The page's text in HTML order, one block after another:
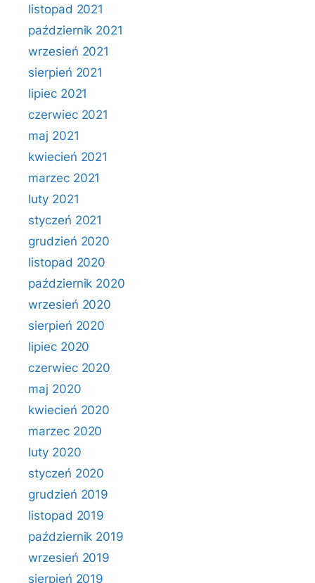
listopad 2021
październik 2021
wrzesień 2021
sierpień 2021
lipiec 2021
czerwiec 2021
maj 2021
kwiecień 2021
marzec 2021
luty 2021
styczeń 2021
grudzień 2020
listopad 2020
październik 2020
wrzesień 2020
sierpień 2020
lipiec 2020
czerwiec 2020
maj 2020
kwiecień 2020
marzec 2020
luty 2020
styczeń 2020
grudzień 2019
listopad 2019
październik 2019
wrzesień 2019
sierpień 2019